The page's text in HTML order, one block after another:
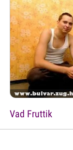
Vad Fruttik